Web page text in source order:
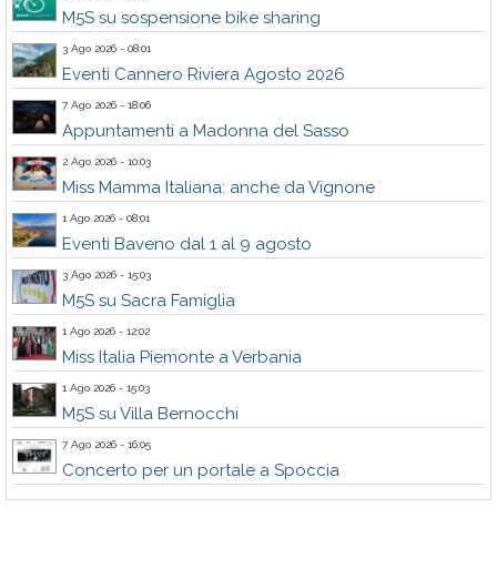
M5S su sospensione bike sharing
3 Ago 2026 - 08:01
Eventi Cannero Riviera Agosto 2026
7 Ago 2026 - 18:06
Appuntamenti a Madonna del Sasso
2 Ago 2026 - 10:03
Miss Mamma Italiana: anche da Vignone
1 Ago 2026 - 08:01
Eventi Baveno dal 1 al 9 agosto
3 Ago 2026 - 15:03
M5S su Sacra Famiglia
1 Ago 2026 - 12:02
Miss Italia Piemonte a Verbania
1 Ago 2026 - 15:03
M5S su Villa Bernocchi
7 Ago 2026 - 16:05
Concerto per un portale a Spoccia